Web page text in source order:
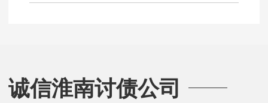
诚信淮南讨债公司